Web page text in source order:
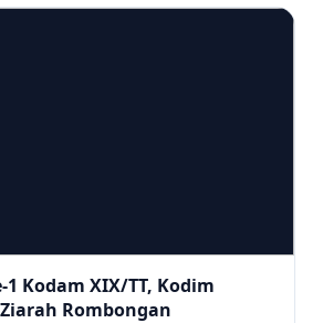
Kodam XIX/TT, Kodim
Rombongan